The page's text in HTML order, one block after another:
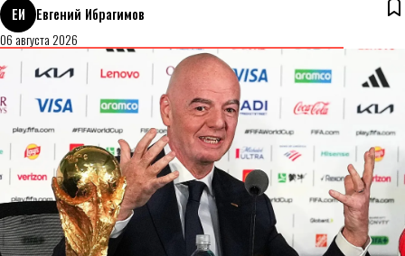
ЕИ
Евгений Ибрагимов
06 августа 2026